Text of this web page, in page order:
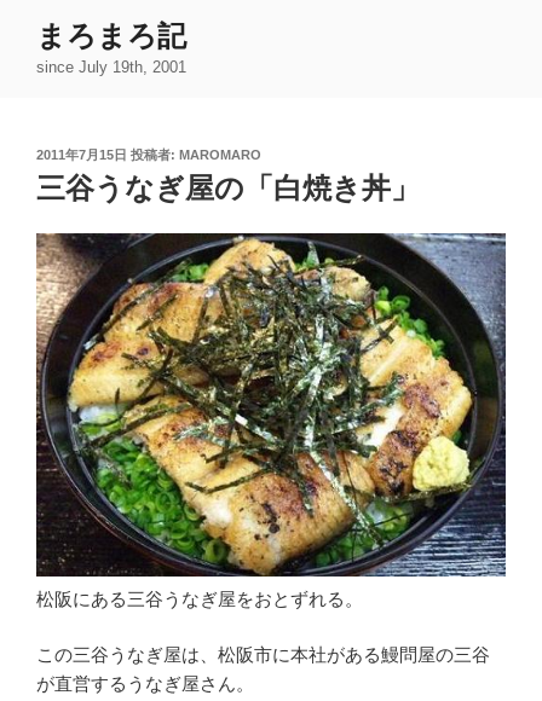
まろまろ記
since July 19th, 2001
投
稿
日:
2011年7月15日 投稿者: MAROMARO
三谷うなぎ屋の「白焼き丼」
松阪にある三谷うなぎ屋をおとずれる。
この三谷うなぎ屋は、松阪市に本社がある鰻問屋の三谷
が直営するうなぎ屋さん。